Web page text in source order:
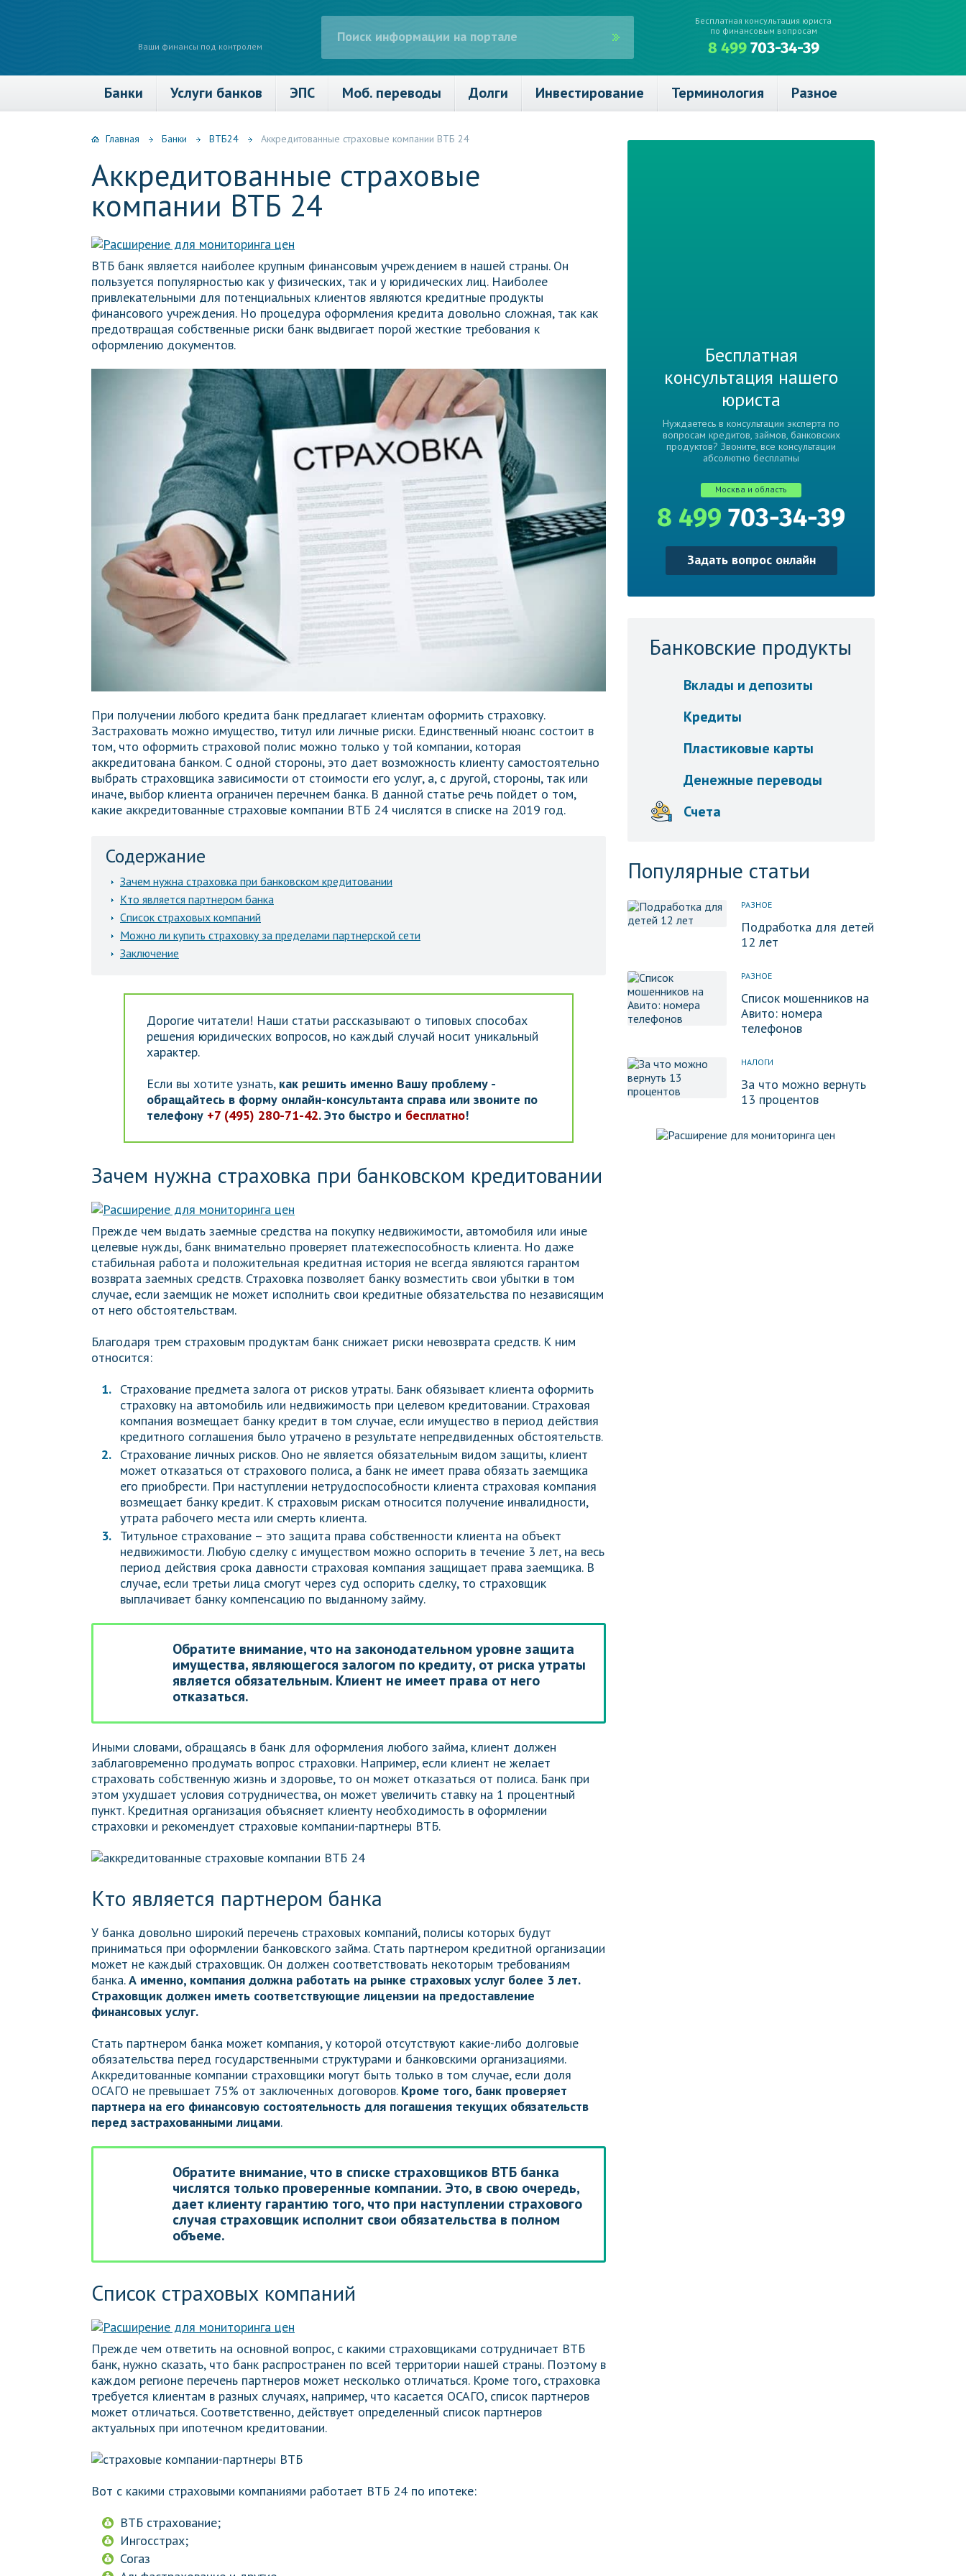
Ваши финансы под контролем
Бесплатная консультация юриста
по финансовым вопросам
8 499703-34-39
Банки Услуги банков ЭПС Моб. переводы Долги Инвестирование Терминология Разное
Главная Банки ВТБ24 Аккредитованные страховые компании ВТБ 24
Аккредитованные страховые
компании ВТБ 24
ВТБ банк является наиболее крупным финансовым учреждением в нашей страны. Он
пользуется популярностью как у физических, так и у юридических лиц. Наиболее
привлекательными для потенциальных клиентов являются кредитные продукты
финансового учреждения. Но процедура оформления кредита довольно сложная, так как
предотвращая собственные риски банк выдвигает порой жесткие требования к
оформлению документов.
При получении любого кредита банк предлагает клиентам оформить страховку.
Застраховать можно имущество, титул или личные риски. Единственный нюанс состоит в
том, что оформить страховой полис можно только у той компании, которая
аккредитована банком. С одной стороны, это дает возможность клиенту самостоятельно
выбрать страховщика зависимости от стоимости его услуг, а, с другой, стороны, так или
иначе, выбор клиента ограничен перечнем банка. В данной статье речь пойдет о том,
какие аккредитованные страховые компании ВТБ 24 числятся в списке на 2019 год.
Содержание
Зачем нужна страховка при банковском кредитовании
Кто является партнером банка
Список страховых компаний
Можно ли купить страховку за пределами партнерской сети
Заключение
Дорогие читатели! Наши статьи рассказывают о типовых способах
решения юридических вопросов, но каждый случай носит уникальный
характер.
Если вы хотите узнать, как решить именно Вашу проблему -
обращайтесь в форму онлайн-консультанта справа или звоните по
телефону +7 (495) 280-71-42. Это быстро и бесплатно!
Зачем нужна страховка при банковском кредитовании
Прежде чем выдать заемные средства на покупку недвижимости, автомобиля или иные
целевые нужды, банк внимательно проверяет платежеспособность клиента. Но даже
стабильная работа и положительная кредитная история не всегда являются гарантом
возврата заемных средств. Страховка позволяет банку возместить свои убытки в том
случае, если заемщик не может исполнить свои кредитные обязательства по независящим
от него обстоятельствам.
Благодаря трем страховым продуктам банк снижает риски невозврата средств. К ним
относится:
Страхование предмета залога от рисков утраты. Банк обязывает клиента оформить
страховку на автомобиль или недвижимость при целевом кредитовании. Страховая
компания возмещает банку кредит в том случае, если имущество в период действия
кредитного соглашения было утрачено в результате непредвиденных обстоятельств.
Страхование личных рисков. Оно не является обязательным видом защиты, клиент
может отказаться от страхового полиса, а банк не имеет права обязать заемщика
его приобрести. При наступлении нетрудоспособности клиента страховая компания
возмещает банку кредит. К страховым рискам относится получение инвалидности,
утрата рабочего места или смерть клиента.
Титульное страхование – это защита права собственности клиента на объект
недвижимости. Любую сделку с имуществом можно оспорить в течение 3 лет, на весь
период действия срока давности страховая компания защищает права заемщика. В
случае, если третьи лица смогут через суд оспорить сделку, то страховщик
выплачивает банку компенсацию по выданному займу.
Обратите внимание, что на законодательном уровне защита
имущества, являющегося залогом по кредиту, от риска утраты
является обязательным. Клиент не имеет права от него
отказаться.
Иными словами, обращаясь в банк для оформления любого займа, клиент должен
заблаговременно продумать вопрос страховки. Например, если клиент не желает
страховать собственную жизнь и здоровье, то он может отказаться от полиса. Банк при
этом ухудшает условия сотрудничества, он может увеличить ставку на 1 процентный
пункт. Кредитная организация объясняет клиенту необходимость в оформлении
страховки и рекомендует страховые компании-партнеры ВТБ.
Кто является партнером банка
У банка довольно широкий перечень страховых компаний, полисы которых будут
приниматься при оформлении банковского займа. Стать партнером кредитной организации
может не каждый страховщик. Он должен соответствовать некоторым требованиям
банка.А именно, компания должна работать на рынке страховых услуг более 3 лет.
Страховщик должен иметь соответствующие лицензии на предоставление
финансовых услуг.
Стать партнером банка может компания, у которой отсутствуют какие-либо долговые
обязательства перед государственными структурами и банковскими организациями.
Аккредитованные компании страховщики могут быть только в том случае, если доля
ОСАГО не превышает 75% от заключенных договоров. Кроме того, банк проверяет
партнера на его финансовую состоятельность для погашения текущих обязательств
перед застрахованными лицами.
Обратите внимание, что в списке страховщиков ВТБ банка
числятся только проверенные компании. Это, в свою очередь,
дает клиенту гарантию того, что при наступлении страхового
случая страховщик исполнит свои обязательства в полном
объеме.
Список страховых компаний
Прежде чем ответить на основной вопрос, с какими страховщиками сотрудничает ВТБ
банк, нужно сказать, что банк распространен по всей территории нашей страны. Поэтому в
каждом регионе перечень партнеров может несколько отличаться. Кроме того, страховка
требуется клиентам в разных случаях, например, что касается ОСАГО, список партнеров
может отличаться. Соответственно, действует определенный список партнеров
актуальных при ипотечном кредитовании.
Вот с какими страховыми компаниями работает ВТБ 24 по ипотеке:
ВТБ страхование;
Ингосстрах;
Согаз
Бесплатная
консультация нашего
юриста
Нуждаетесь в консультации эксперта по
вопросам кредитов, займов, банковских
продуктов? Звоните, все консультации
абсолютно бесплатны
Москва и область
8 499 703-34-39
Задать вопрос онлайн
Банковские продукты
Вклады и депозиты
Кредиты
Пластиковые карты
Денежные переводы
Счета
Популярные статьи
РАЗНОЕ
Подработка для детей
12 лет
РАЗНОЕ
Список мошенников на
Авито: номера
телефонов
НАЛОГИ
За что можно вернуть
13 процентов